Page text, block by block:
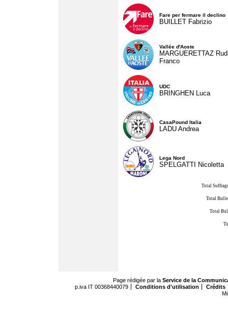
Fare per fermare il declino
BUILLET Fabrizio
Vallée d'Aoste
MARGUERETTAZ
Franco
UDC
BRINGHEN Luca
CasaPound Italia
LADU Andrea
Lega Nord
SPELGATTI Nicoletta
Total
Total
Total
Page rédigée par la Service de la
p.iva IT 00368440079
Conditions d'utilisation
Crédits